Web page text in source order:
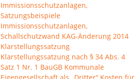
Immissionsschutzanlagen,
Satzungsbeispiele
Immissionsschutzanlagen,
Schallschutzwand KAG-Änderung 2014
Klarstellungssatzung
Klarstellungssatzung nach § 34 Abs. 4
Satz 1 Nr. 1 BauGB Kommunale